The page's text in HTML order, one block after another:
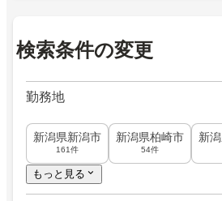
検索条件の変更
勤務地
新潟県新潟市
161件
新潟県柏崎市
54件
新
もっと見る